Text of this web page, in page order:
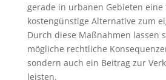
gerade in urbanen Gebieten
kostengünstige Alternative zum
Durch diese Maßnahmen lassen
mögliche rechtliche
sondern auch ein Beitrag zur
leisten.